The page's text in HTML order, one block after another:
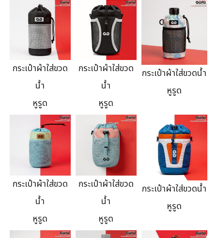
กระเป๋าผ้าใส่ขวด
น้ำ
หูรูด
กระเป๋าผ้าใส่ขวด
น้ำ
หูรูด
กระเป๋าผ้าใส่ขวดน้ำ
หูรูด
กระเป๋าผ้าใส่ขวด
น้ำ
หูรูด
กระเป๋าผ้าใส่ขวด
น้ำ
หูรูด
กระเป๋าผ้าใส่ขวดน้ำ
หูรูด